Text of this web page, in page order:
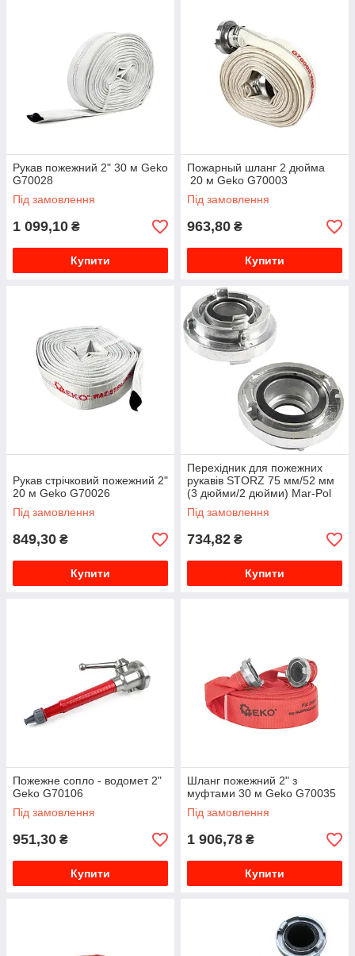
Рукав пожежний 2" 30 м Geko
G70028
Під замовлення
1 099,10 ₴
Купити
Пожарный шланг 2 дюйма
20 м Geko G70003
Під замовлення
963,80 ₴
Купити
Рукав стрічковий пожежний 2"
20 м Geko G70026
Під замовлення
849,30 ₴
Купити
Перехідник для пожежних
рукавів STORZ 75 мм/52 мм
(3 дюйми/2 дюйми) Mar-Pol
M85340
Під замовлення
734,82 ₴
Купити
Пожежне сопло - водомет 2"
Geko G70106
Під замовлення
951,30 ₴
Купити
Шланг пожежний 2" з
муфтами 30 м Geko G70035
Під замовлення
1 906,78 ₴
Купити